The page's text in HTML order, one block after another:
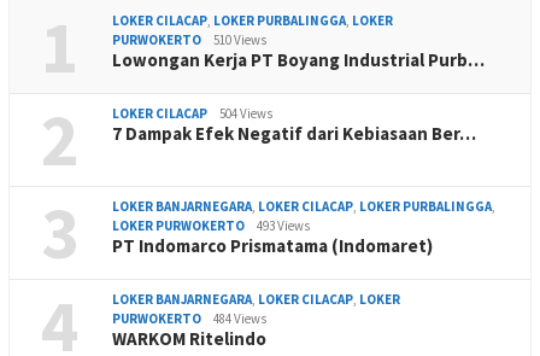
1 LOKER CILACAP, LOKER PURBALINGGA, LOKER
PURWOKERTO
510 Views
Lowongan Kerja PT Boyang Industrial Purb…
2 LOKER CILACAP 504 Views
7 Dampak Efek Negatif dari Kebiasaan Ber…
3 LOKER BANJARNEGARA, LOKER CILACAP, LOKER PURBALINGGA,
LOKER PURWOKERTO
493 Views
PT Indomarco Prismatama (Indomaret)
4 LOKER BANJARNEGARA, LOKER CILACAP, LOKER
PURWOKERTO
484 Views
WARKOM Ritelindo